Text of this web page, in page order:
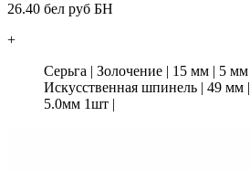
26.40 бел руб БН
+
Серьга | Золочение | 15 мм | 5 мм
Искусственная шпинель | 49 мм |
5.0мм 1шт |